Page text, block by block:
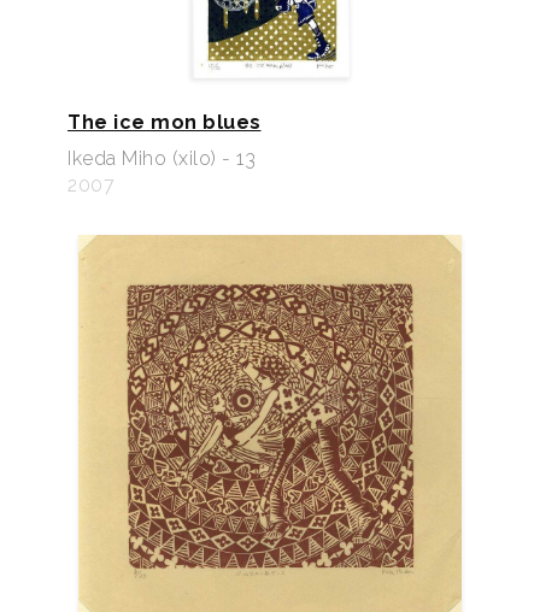
The ice mon blues
Ikeda Miho (xilo) - 13
2007